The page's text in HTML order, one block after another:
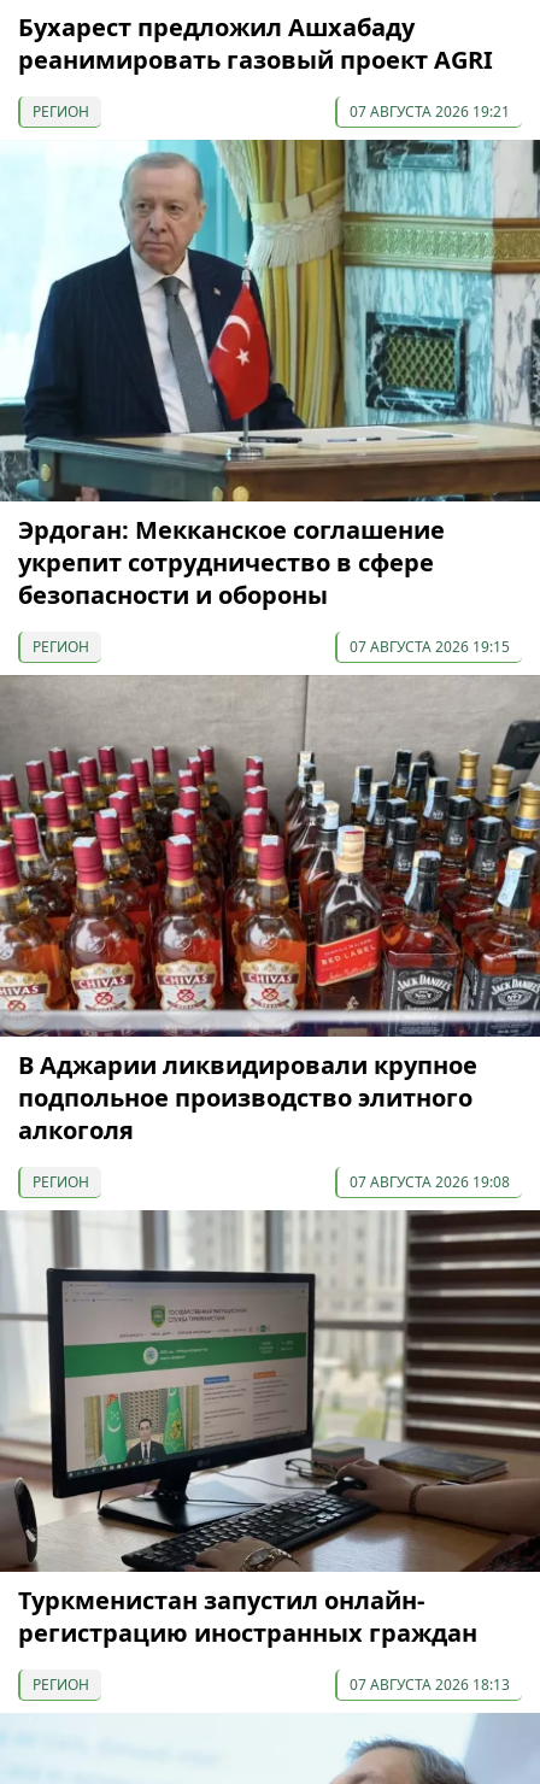
Бухарест предложил Ашхабаду
реанимировать газовый проект AGRI
РЕГИОН 07 АВГУСТА 2026 19:21
Эрдоган: Мекканское соглашение
укрепит сотрудничество в сфере
безопасности и обороны
РЕГИОН 07 АВГУСТА 2026 19:15
В Аджарии ликвидировали крупное
подпольное производство элитного
алкоголя
РЕГИОН 07 АВГУСТА 2026 19:08
Туркменистан запустил онлайн-
регистрацию иностранных граждан
РЕГИОН 07 АВГУСТА 2026 18:13